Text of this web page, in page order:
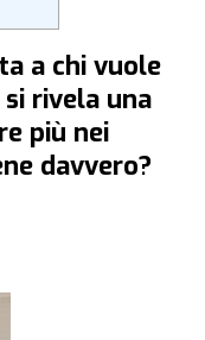
a chi vuole
rivela una
più nei
davvero?